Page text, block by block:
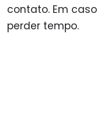
contato. Em
perder tempo.